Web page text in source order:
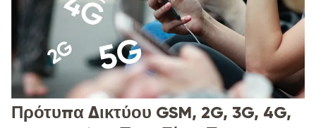
Πρότυπα Δικτύου GSM, 2G, 3G, 4G,